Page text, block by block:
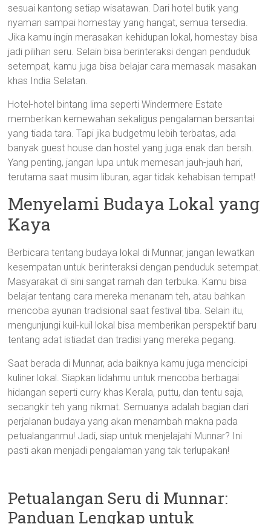
sesuai kantong setiap wisatawan. Dari hotel butik yang
nyaman sampai homestay yang hangat, semua tersedia.
Jika kamu ingin merasakan kehidupan lokal, homestay bisa
jadi pilihan seru. Selain bisa berinteraksi dengan penduduk
setempat, kamu juga bisa belajar cara memasak masakan
khas India Selatan.
Hotel-hotel bintang lima seperti Windermere Estate
memberikan kemewahan sekaligus pengalaman bersantai
yang tiada tara. Tapi jika budgetmu lebih terbatas, ada
banyak guest house dan hostel yang juga enak dan bersih.
Yang penting, jangan lupa untuk memesan jauh-jauh hari,
terutama saat musim liburan, agar tidak kehabisan tempat!
Menyelami Budaya Lokal yang
Kaya
Berbicara tentang budaya lokal di Munnar, jangan lewatkan
kesempatan untuk berinteraksi dengan penduduk setempat.
Masyarakat di sini sangat ramah dan terbuka. Kamu bisa
belajar tentang cara mereka menanam teh, atau bahkan
mencoba ayunan tradisional saat festival tiba. Selain itu,
mengunjungi kuil-kuil lokal bisa memberikan perspektif baru
tentang adat istiadat dan tradisi yang mereka pegang.
Saat berada di Munnar, ada baiknya kamu juga mencicipi
kuliner lokal. Siapkan lidahmu untuk mencoba berbagai
hidangan seperti curry khas Kerala, puttu, dan tentu saja,
secangkir teh yang nikmat. Semuanya adalah bagian dari
perjalanan budaya yang akan menambah makna pada
petualanganmu! Jadi, siap untuk menjelajahi Munnar? Ini
pasti akan menjadi pengalaman yang tak terlupakan!
Petualangan Seru di Munnar:
Panduan Lengkap untuk